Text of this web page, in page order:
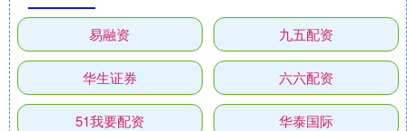
易融资 九五配资
华生证券 六六配资
51我要配资 华泰国际